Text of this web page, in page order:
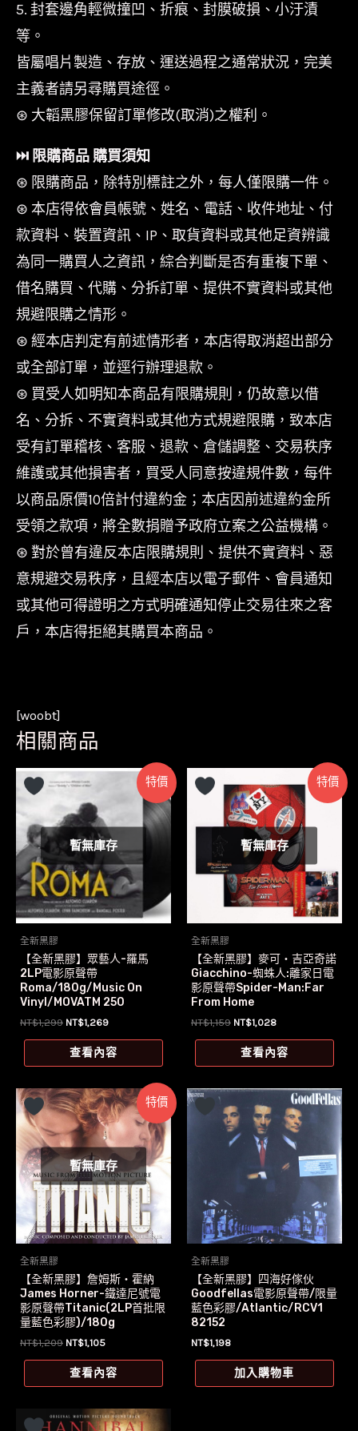
5. 封套邊角輕微撞凹、折痕、封膜破損、小汙漬
等。
皆屬唱片製造、存放、運送過程之通常狀況，完美
主義者請另尋購買途徑。
⊛ 大韜黑膠保留訂單修改(取消)之權利。
⏭︎ 限購商品 購買須知
⊛ 限購商品，除特別標註之外，每人僅限購一件。
⊛ 本店得依會員帳號、姓名、電話、收件地址、付
款資料、裝置資訊、IP、取貨資料或其他足資辨識
為同一購買人之資訊，綜合判斷是否有重複下單、
借名購買、代購、分拆訂單、提供不實資料或其他
規避限購之情形。
⊛ 經本店判定有前述情形者，本店得取消超出部分
或全部訂單，並逕行辦理退款。
⊛ 買受人如明知本商品有限購規則，仍故意以借
名、分拆、不實資料或其他方式規避限購，致本店
受有訂單稽核、客服、退款、倉儲調整、交易秩序
維護或其他損害者，買受人同意按違規件數，每件
以商品原價10倍計付違約金；本店因前述違約金所
受領之款項，將全數捐贈予政府立案之公益機構。
⊛ 對於曾有違反本店限購規則、提供不實資料、惡
意規避交易秩序，且經本店以電子郵件、會員通知
或其他可得證明之方式明確通知停止交易往來之客
戶，本店得拒絕其購買本商品。
[woobt]
相關商品
特價
暫無庫存
全新黑膠
【全新黑膠】眾藝人-羅馬
2LP電影原聲帶
Roma/180g/Music On
Vinyl/MOVATM 250
NT$1,299 原
價
格：
NT$1,269目
價
格：
查看內容
特價
暫無庫存
全新黑膠
【全新黑膠】麥可‧吉亞奇諾
Giacchino-蜘蛛人:離家日電
影原聲帶Spider-Man:Far
From Home
NT$1,159 原
價
格：
NT$1,028目
價
格：
查看內容
特價
暫無庫存
全新黑膠
【全新黑膠】詹姆斯‧霍納
James Horner-鐵達尼號電
影原聲帶Titanic(2LP首批限
量藍色彩膠)/180g
NT$1,209 原
價
格：
NT$1,105目
價
格：
查看內容
全新黑膠
【全新黑膠】四海好傢伙
Goodfellas電影原聲帶/限量
藍色彩膠/Atlantic/RCV1
82152
NT$1,198
加入購物車